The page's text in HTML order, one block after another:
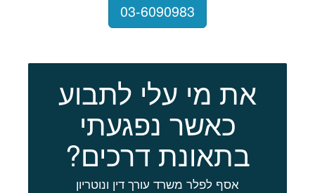
03-6090983
את מי עלי לתבוע
כאשר נפגעתי
בתאונת דרכים?
אסף לפלר משרד עורך דין ונוטריון